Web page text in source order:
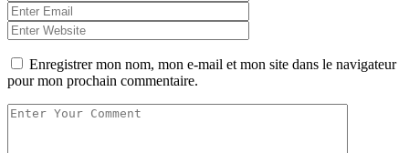
Enregistrer mon nom, mon e-mail et mon site dans le navigateur
pour mon prochain commentaire.